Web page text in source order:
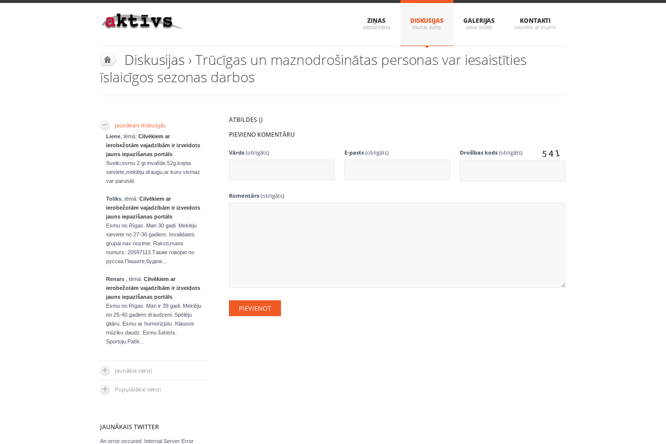
ZIŅAS DISKUSIJAS GALERIJAS KONTAKTI
Diskusijas › Trūcīgas un maznodrošinātas personas var iesaistīties
īslaicīgos sezonas darbos
ATBILDES ()
PIEVIENO KOMENTĀRU
Vārds (obligāts) E-pasts (obligāts) Drošības kods (obligāts)
Komentārs (obligāts)
Jaunākais diskusijās
Liene , tēmā: Cilvēkiem ar
ierobežotām vajadzībām ir izveidots
jauns iepazīšanas portāls
Sveiki,esmu 2 gr.invalíde.52g.kopta
sieviete,meklēju draugu,ar kuru vismaz
var parunāt.
Toliks , tēmā: Cilvēkiem ar
ierobežotām vajadzībām ir izveidots
jauns iepazīšanas portāls
Esmu no Rīgas. Man 30 gadi. Mekleju
sieviete no 27-36 gadiem. Invalidates
grupai nav nozime. Raksti,mans
numurs: 20597113.Также говорю по
русски.Пишите,будем...
Renars , tēmā: Cilvēkiem ar
ierobežotām vajadzībām ir izveidots
jauns iepazīšanas portāls
Esmu no Rīgas. Man ir 39 gadi. Meklēju
no 25-40 gadiem draudzeni. Spēlēju
ģitāru. Esmu ar humorizjūtu. Klausos
mūziku daudz. Esmu šahists.
Sportoju.Patīk...
Jaunākie raksti
Populārākie raksti
JAUNĀKAIS TWITTER
An error occured: Internal Server Error